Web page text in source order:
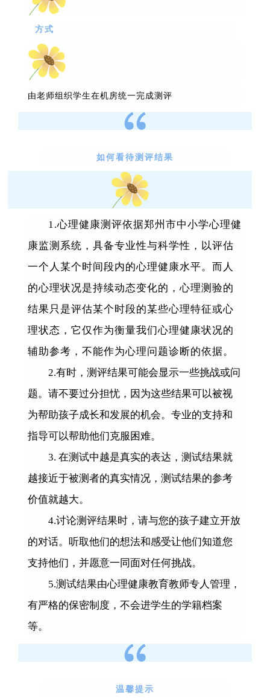
方式
由老师组织学生在机房统一完成测评
如何看待测评结果
1.心理健康测评依据郑州市中小学心理健
康监测系统，具备专业性与科学性，以评估
一个人某个时间段内的心理健康水平。而人
的心理状况是持续动态变化的，心理测验的
结果只是评估某个时段的某些心理特征或心
理状态，它仅作为衡量我们心理健康状况的
辅助参考，不能作为心理问题诊断的依据。
2.有时，测评结果可能会显示一些挑战或问
题。请不要过分担忧，因为这些结果可以被视
为帮助孩子成长和发展的机会。专业的支持和
指导可以帮助他们克服困难。
3. 在测试中越是真实的表达，测试结果就
越接近于被测者的真实情况，测试结果的参考
价值就越大。
4.讨论测评结果时，请与您的孩子建立开放
的对话。听取他们的想法和感受让他们知道您
支持他们，并愿意一同面对任何挑战。
5.测试结果由心理健康教育教师专人管理，
有严格的保密制度，不会进学生的学籍档案
等。
温馨提示